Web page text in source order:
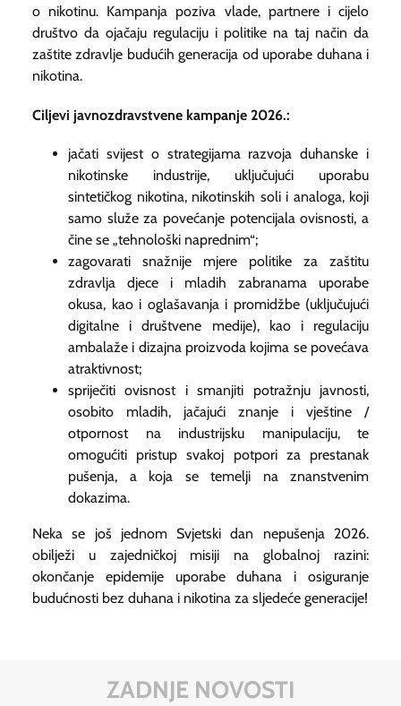
o nikotinu. Kampanja poziva vlade, partnere i cijelo
društvo da ojačaju regulaciju i politike na taj način da
zaštite zdravlje budućih generacija od uporabe duhana i
nikotina.
Ciljevi javnozdravstvene kampanje 2026.:
jačati svijest o strategijama razvoja duhanske i
nikotinske industrije, uključujući uporabu
sintetičkog nikotina, nikotinskih soli i analoga, koji
samo služe za povećanje potencijala ovisnosti, a
čine se „tehnološki naprednim“;
zagovarati snažnije mjere politike za zaštitu
zdravlja djece i mladih zabranama uporabe
okusa, kao i oglašavanja i promidžbe (uključujući
digitalne i društvene medije), kao i regulaciju
ambalaže i dizajna proizvoda kojima se povećava
atraktivnost;
spriječiti ovisnost i smanjiti potražnju javnosti,
osobito mladih, jačajući znanje i vještine /
otpornost na industrijsku manipulaciju, te
omogućiti pristup svakoj potpori za prestanak
pušenja, a koja se temelji na znanstvenim
dokazima.
Neka se još jednom Svjetski dan nepušenja 2026.
obilježi u zajedničkoj misiji na globalnoj razini:
okončanje epidemije uporabe duhana i osiguranje
budućnosti bez duhana i nikotina za sljedeće generacije!
ZADNJE NOVOSTI